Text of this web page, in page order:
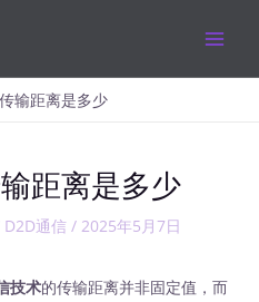
输距离是多少
距离是多少
D2D通信 /2025年5月7日
技术的传输距离并非固定值，而